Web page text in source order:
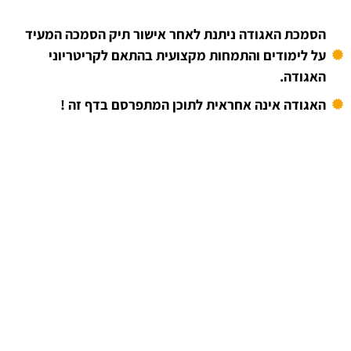
הסמכת האגודה ניתנת לאחר אישור תיק הסמכה המעיד
על לימודים והתמחות מקצועית בהתאם לקריטריוני
האגודה.
האגודה אינה אחראית לתוכן המתפרסם בדף זה !